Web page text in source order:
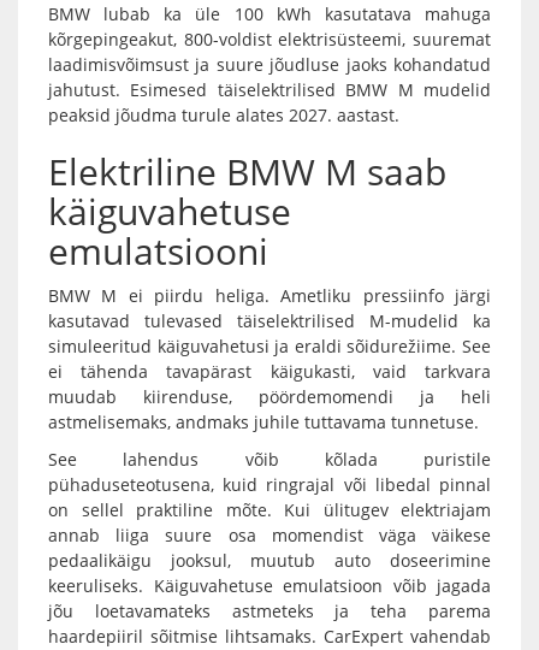
BMW lubab ka üle 100 kWh kasutatava mahuga
kõrgepingeakut, 800-voldist elektrisüsteemi, suuremat
laadimisvõimsust ja suure jõudluse jaoks kohandatud
jahutust. Esimesed täiselektrilised BMW M mudelid
peaksid jõudma turule alates 2027. aastast.
Elektriline BMW M saab
käiguvahetuse
emulatsiooni
BMW M ei piirdu heliga. Ametliku pressiinfo järgi
kasutavad tulevased täiselektrilised M-mudelid ka
simuleeritud käiguvahetusi ja eraldi sõidurežiime. See
ei tähenda tavapärast käigukasti, vaid tarkvara
muudab kiirenduse, pöördemomendi ja heli
astmelisemaks, andmaks juhile tuttavama tunnetuse.
See lahendus võib kõlada puristile
pühaduseteotusena, kuid ringrajal või libedal pinnal
on sellel praktiline mõte. Kui ülitugev elektriajam
annab liiga suure osa momendist väga väikese
pedaalikäigu jooksul, muutub auto doseerimine
keeruliseks. Käiguvahetuse emulatsioon võib jagada
jõu loetavamateks astmeteks ja teha parema
haardepiiril sõitmise lihtsamaks. CarExpert vahendab